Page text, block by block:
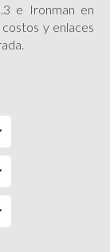
e Ironman en
y enlaces